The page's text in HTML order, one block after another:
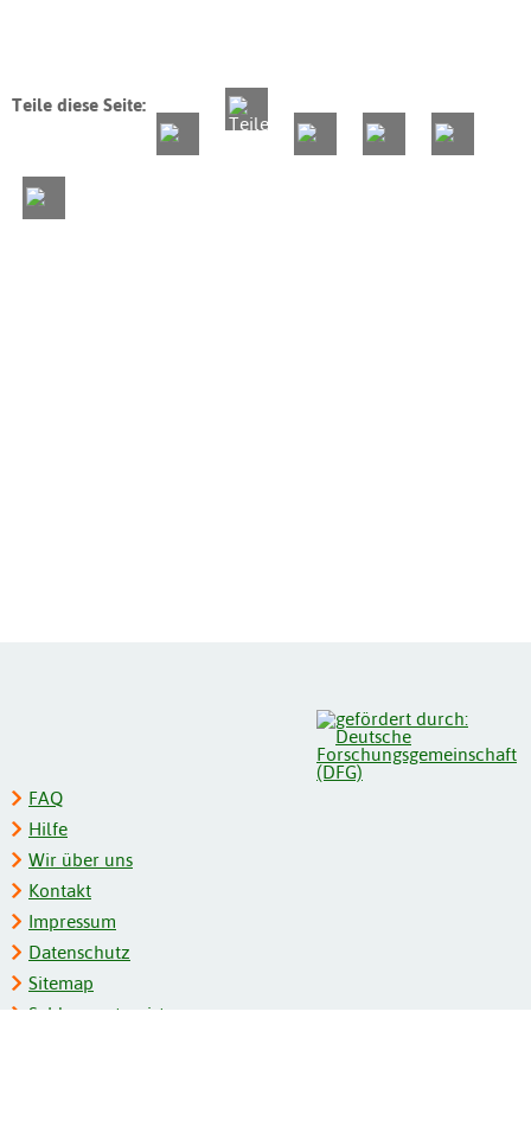
Teile diese Seite:
FAQ
Hilfe
Wir über uns
Kontakt
Impressum
Datenschutz
Sitemap
Schlagwortregister